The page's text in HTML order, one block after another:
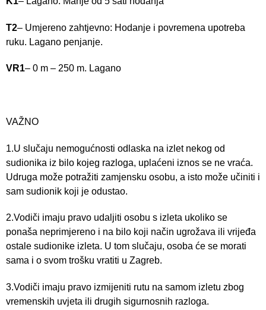
T2– Umjereno zahtjevno: Hodanje i povremena upotreba
ruku. Lagano penjanje.
VR1– 0 m – 250 m. Lagano
VAŽNO
1.U slučaju nemogućnosti odlaska na izlet nekog od
sudionika iz bilo kojeg razloga, uplaćeni iznos se ne vraća.
Udruga može potražiti zamjensku osobu, a isto može učiniti i
sam sudionik koji je odustao.
2.Vodiči imaju pravo udaljiti osobu s izleta ukoliko se
ponaša neprimjereno i na bilo koji način ugrožava ili vrijeđa
ostale sudionike izleta. U tom slučaju, osoba će se morati
sama i o svom trošku vratiti u Zagreb.
3.Vodiči imaju pravo izmijeniti rutu na samom izletu zbog
vremenskih uvjeta ili drugih sigurnosnih razloga.